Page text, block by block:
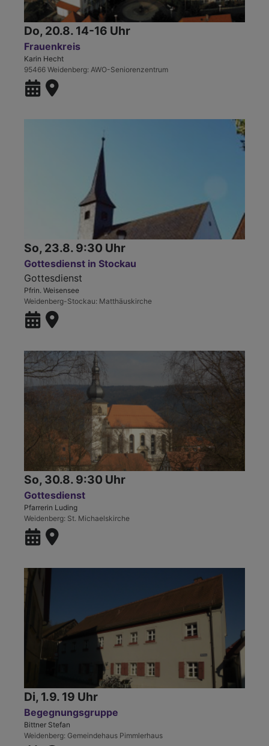
Do, 20.8. 14-16 Uhr
Frauenkreis
Karin Hecht
95466 Weidenberg AWO-Seniorenzentrum
So, 23.8. 9:30 Uhr
Gottesdienst in Stockau
Gottesdienst
Pfrin. Weisensee
Weidenberg-Stockau Matthäuskirche
So, 30.8. 9:30 Uhr
Gottesdienst
Pfarrerin Luding
Weidenberg St. Michaelskirche
Di, 1.9. 19 Uhr
Begegnungsgruppe
Bittner Stefan
Weidenberg Gemeindehaus Pimmlerhaus